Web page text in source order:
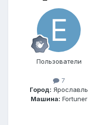
Пользователи
7
Город: Ярославль
Машина: Fortuner